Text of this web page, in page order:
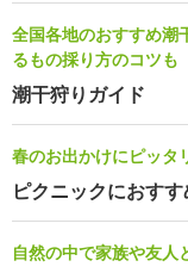
全国各地のおすすめ潮
るもの採り方のコツも
潮干狩りガイド
春のお出かけにピッタ
ピクニックにおす
自然の中で家族や友人